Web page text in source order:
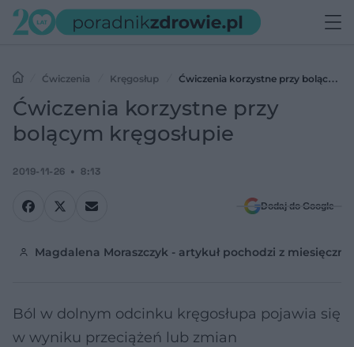
Ćwiczenia Kręgosłup
Ćwiczenia korzystne przy bolącym
kręgosłupie
Ćwiczenia korzystne przy
bolącym kręgosłupie
2019-11-26 8:13
Dodaj do Google
Magdalena Moraszczyk - artykuł pochodzi z
Ból w dolnym odcinku kręgosłupa pojawia się
w wyniku przeciążeń lub zmian